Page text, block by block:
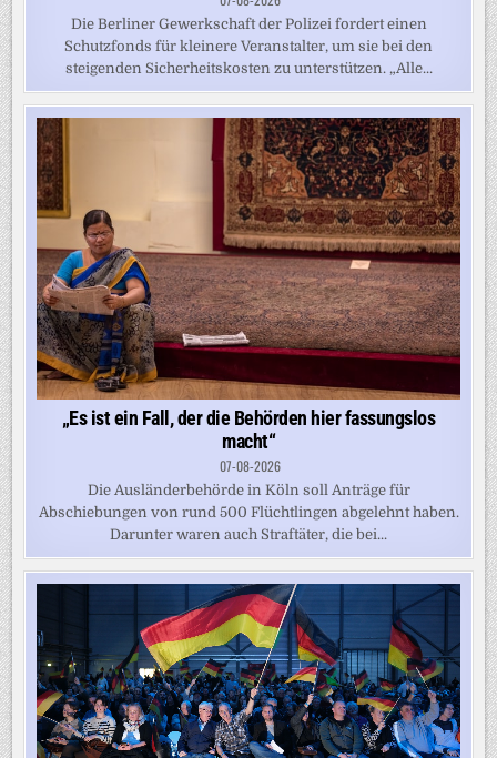
Die Berliner Gewerkschaft der Polizei fordert einen
Schutzfonds für kleinere Veranstalter, um sie bei den
steigenden Sicherheitskosten zu unterstützen. „Alle...
„Es ist ein Fall, der die Behörden hier fassungslos
macht“
07-08-2026
Die Ausländerbehörde in Köln soll Anträge für
Abschiebungen von rund 500 Flüchtlingen abgelehnt haben.
Darunter waren auch Straftäter, die bei...